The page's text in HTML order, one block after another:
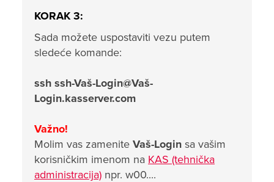
KORAK 3:
Sada možete uspostaviti vezu putem
sledeće komande:
ssh ssh-Vaš-Login@Vaš-
Login.kasserver.com
Važno!
Molim vas zamenite Vaš-Login sa vašim
korisničkim imenom na KAS (tehnička
administracija) npr. w00....